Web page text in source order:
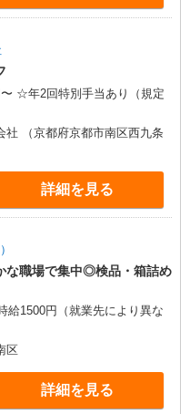
〜 ☆年2回特別手当あり（規定
社 （京都府京都市南区西九条
詳細を見る
な職場で集中◎検品・箱詰め
給1500円（就業先により異な
区
詳細を見る